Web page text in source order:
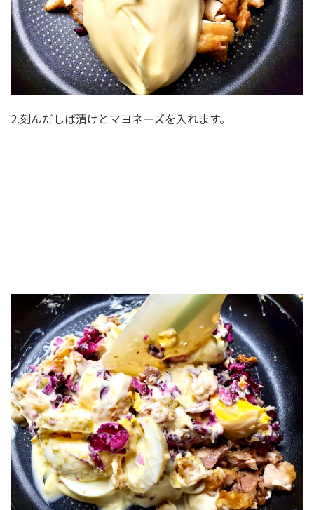
2.刻んだしば漬けとマヨネーズを入れます。